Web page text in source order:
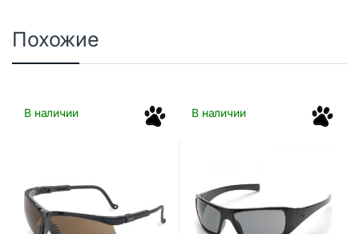
Похожие
В наличии В наличии